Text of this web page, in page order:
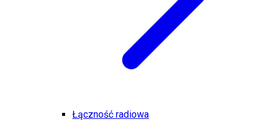
Łączność radiowa